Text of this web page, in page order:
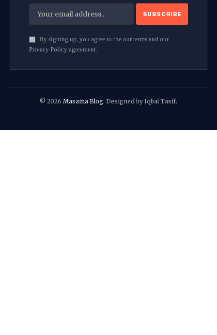
By signing up, you agree to the our terms and our
Privacy Policyagreement.
© 2026 Masama Blog. Designed by Iqbal Tasif.